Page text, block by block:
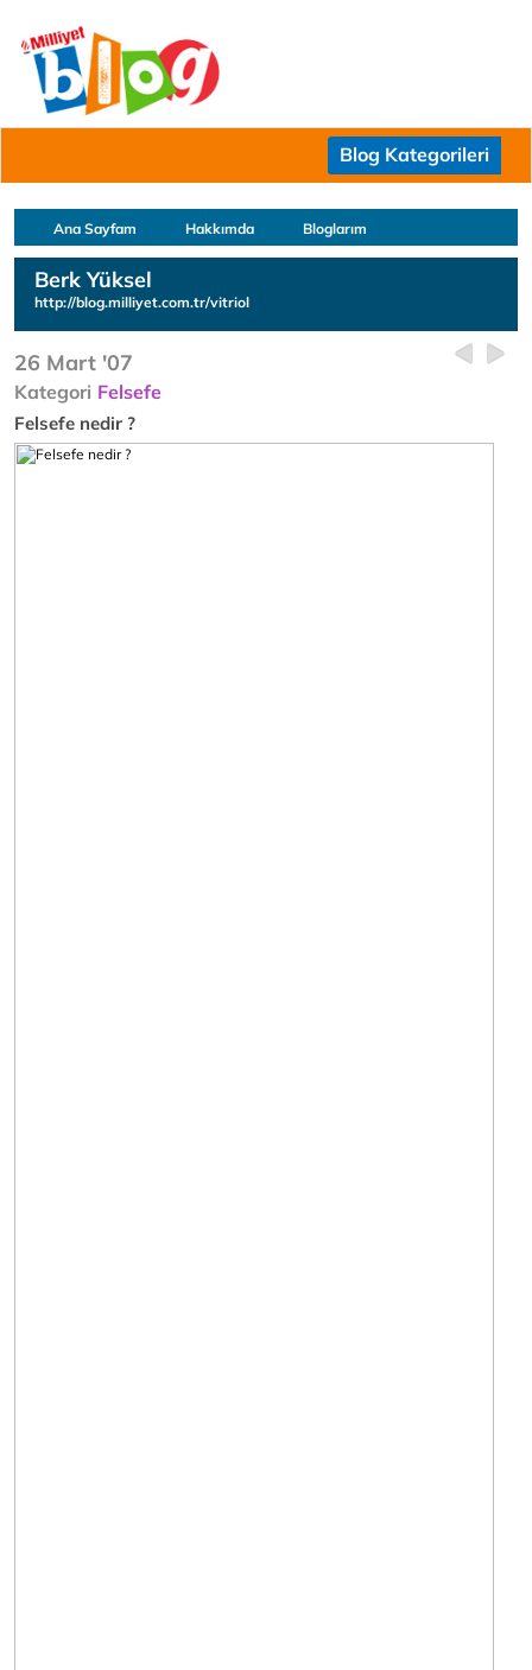
Blog Kategorileri
Ana Sayfam Hakkımda Bloglarım
Berk Yüksel
http://blog.milliyet.com.tr/vitriol
26 Mart '07
Kategori Felsefe
Felsefe nedir ?